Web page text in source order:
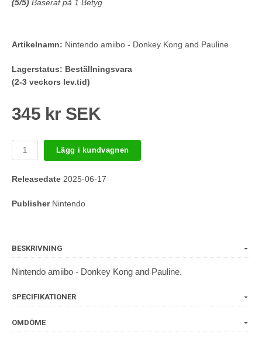
(5/5) Baserat på 1 Betyg
Artikelnamn: Nintendo amiibo - Donkey Kong and Pauline
Lagerstatus: Beställningsvara
(2-3 veckors lev.tid)
345 kr SEK
Lägg i kundvagnen
Releasedate 2025-06-17
PublisherNintendo
BESKRIVNING
Nintendo amiibo - Donkey Kong and Pauline.
SPECIFIKATIONER
OMDÖME